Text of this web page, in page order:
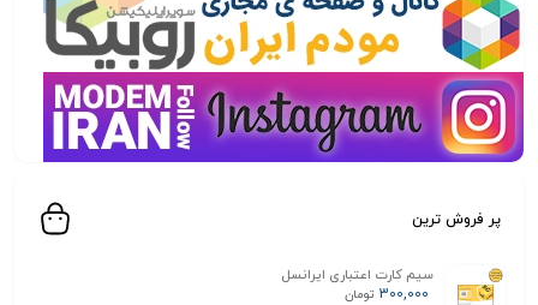
پر فروش ترین
سیم کارت اعتباری ایرانسل
300,000 تومان